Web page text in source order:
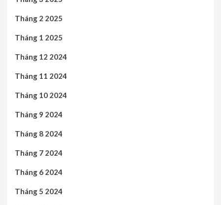
Tháng 2 2025
Tháng 1 2025
Tháng 12 2024
Tháng 11 2024
Tháng 10 2024
Tháng 9 2024
Tháng 8 2024
Tháng 7 2024
Tháng 6 2024
Tháng 5 2024